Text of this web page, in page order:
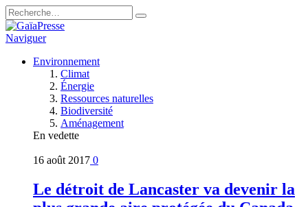
Naviguer
Environnement
Climat
Énergie
Ressources naturelles
Biodiversité
Aménagement
En vedette
16 août 2017 0
Le détroit de Lancaster va devenir la